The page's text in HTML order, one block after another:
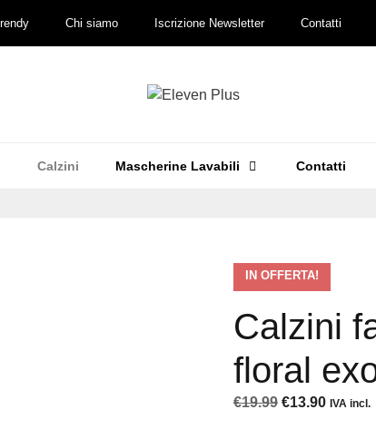
Chi siamo Iscrizione Newsletter Contatti
Calzini Mascherine Lavabili Contatti
IN OFFERTA!
Calzini
floral
€19.99 Il
€13.90IlIVA incl.